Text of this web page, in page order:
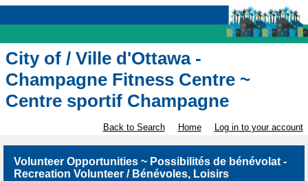
City of / Ville d'Ottawa -
Champagne Fitness Centre ~
Centre sportif Champagne
Back to Search Home Log in to your account
Volunteer Opportunities ~ Possibilités de bénévolat -
Recreation Volunteer / Bénévoles, Loisirs